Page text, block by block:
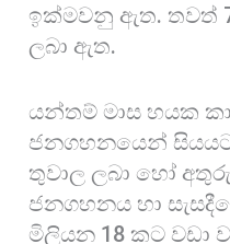
ඉක්මවනු ඇත. තවත්
ලබා ඇත.
යන්තම් මාස හයක
ජනගහනයෙන්
තුවාල ලබා හෝ
ජනගහනය හා
මිලියන 18 කට වඩා